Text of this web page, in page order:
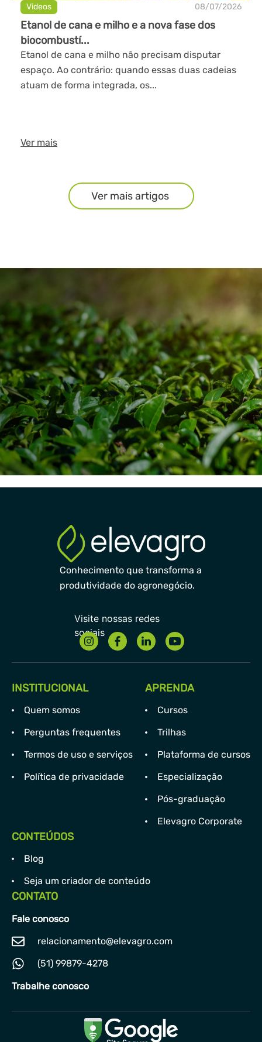
Videos 08/07/2026
Etanol de cana e milho e a nova fase dos
biocombustí...
Etanol de cana e milho não precisam disputar
espaço. Ao contrário: quando essas duas cadeias
atuam de forma integrada, os...
Ver mais
Ver mais artigos
Conhecimento que transforma a
produtividade do agronegócio.
INSTITUCIONAL
Quem somos
Perguntas frequentes
Termos de uso e serviços
Política de privacidade
APRENDA
Cursos
Trilhas
Plataforma de cursos
Especialização
Pós-graduação
Elevagro Corporate
CONTEÚDOS
Blog
Seja um criador de conteúdo
CONTATO
Fale conosco
relacionamento@elevagro.com
(51) 99879-4278
Trabalhe conosco